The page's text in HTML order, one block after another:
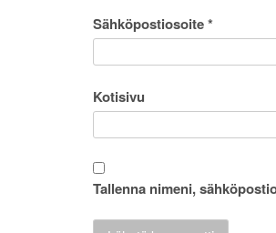
Sähköpostiosoite*
Kotisivu
Tallenna nimeni,